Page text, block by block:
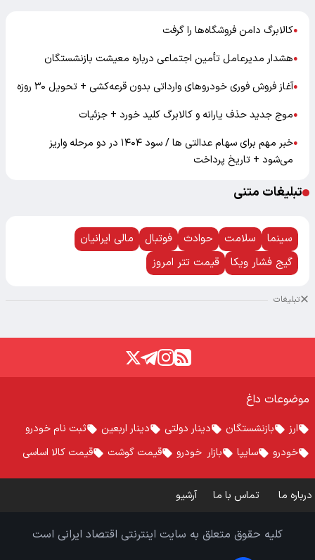
●کالابرگ دامن فروشگاه‌ها را گرفت
●هشدار مدیرعامل تأمین اجتماعی درباره معیشت بازنشستگان
●آغاز فروش فوری خودروهای وارداتی بدون قرعه‌کشی + تحویل ۳۰ روزه
●موج جدید حذف یارانه و کالابرگ کلید خورد + جزئیات
●
خبر مهم برای سهام عدالتی ها / سود ۱۴۰۴ در دو مرحله واریز
می‌شود + تاریخ پرداخت
تبلیغات متنی
سینما سلامت حوادث فوتبال
مالی ایرانیان
گیج فشار ویکا
قیمت تتر امروز
تبلیغات
موضوعات داغ
ارز بازنشستگان دینار دولتی دینار اربعین
ثبت نام خودرو
خودرو
سایپا بازار خودرو قیمت گوشت قیمت کالا اساسی
درباره ما تماس با ما آرشیو
کلیه حقوق متعلق به سایت اینترنتی اقتصاد ایرانی است